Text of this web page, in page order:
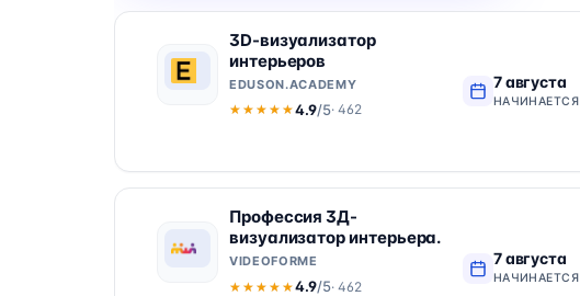
3D-визуализатор
интерьеров
EDUSON.ACADEMY
★★★★★
★★★★★4.9/5· 462
7 августа
НАЧИНАЕТСЯ
Профессия 3Д-
визуализатор интерьера.
VIDEOFORME
★★★★★
★★★★★4.9/5· 462
7 августа
НАЧИНАЕТСЯ